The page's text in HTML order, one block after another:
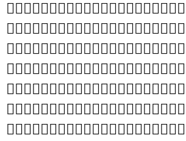
𞼧
𞼨
𞼩
𞼪
𞼫
𞼬
𞼭
𞼮
𞼯
𞼰
𞼱
𞼲
𞼳
𞼴
𞼵
𞼶
𞼷
𞼸
𞼹
𞼺
𞼻
𞽅
𞽆
𞽇
𞽈
𞽉
𞽊
𞽋
𞽌
𞽍
𞽎
𞽏
𞽐
𞽑
𞽒
𞽓
𞽔
𞽕
𞽖
𞽗
𞽘
𞽙
𞽣
𞽤
𞽥
𞽦
𞽧
𞽨
𞽩
𞽪
𞽫
𞽬
𞽭
𞽮
𞽯
𞽰
𞽱
𞽲
𞽳
𞽴
𞽵
𞽶
𞽷
𞾁
𞾂
𞾃
𞾄
𞾅
𞾆
𞾇
𞾈
𞾉
𞾊
𞾋
𞾌
𞾍
𞾎
𞾏
𞾐
𞾑
𞾒
𞾓
𞾔
𞾕
𞾟
𞾠
𞾡
𞾢
𞾣
𞾤
𞾥
𞾦
𞾧
𞾨
𞾩
𞾪
𞾫
𞾬
𞾭
𞾮
𞾯
𞾰
𞾱
𞾲
𞾳
𞾽
𞾾
𞾿
𞿀
𞿁
𞿂
𞿃
𞿄
𞿅
𞿆
𞿇
𞿈
𞿉
𞿊
𞿋
𞿌
𞿍
𞿎
𞿏
𞿐
𞿑
𞿛
𞿜
𞿝
𞿞
𞿟
𞿠
𞿡
𞿢
𞿣
𞿤
𞿥
𞿦
𞿧
𞿨
𞿩
𞿪
𞿫
𞿬
𞿭
𞿮
𞿯